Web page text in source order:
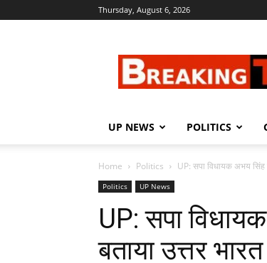
Thursday, August 6, 2026
UP NEWS POLITICS
Home Politics UP: सपा विधायक अभय सिंह
Politics UP News
UP: सपा
बताया उत्तर